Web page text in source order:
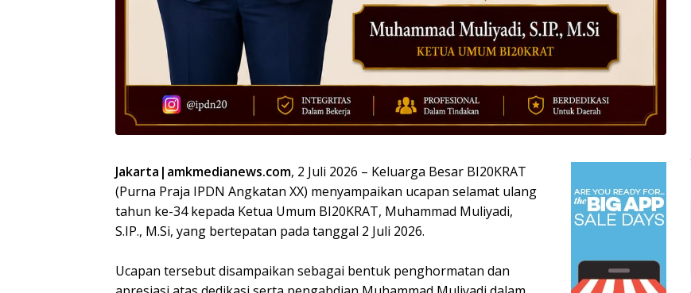
Jakarta|amkmedianews.com, 2 Juli 2026 – Keluarga Besar BI20KRAT
(Purna Praja IPDN Angkatan XX) menyampaikan ucapan selamat ulang
tahun ke-34 kepada Ketua Umum BI20KRAT, Muhammad Muliyadi,
S.IP., M.Si, yang bertepatan pada tanggal 2 Juli 2026.
Ucapan tersebut disampaikan sebagai bentuk penghormatan dan